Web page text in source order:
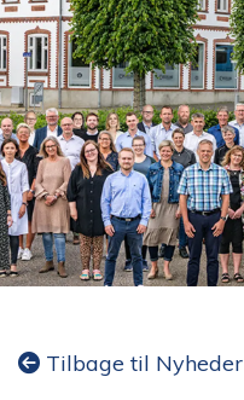
Tilbage til Nyheder